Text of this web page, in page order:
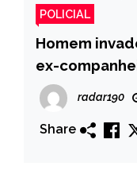
POLICIAL
Homem
ex-
Marizópolis
radar190
Share